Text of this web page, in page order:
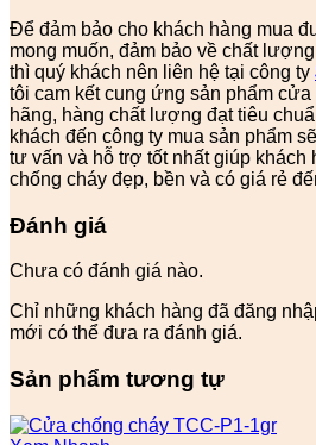
Để đảm bảo cho khách hàng mua
mong muốn, đảm bảo về chất
thì quý khách nên liên hệ tại công ty
tôi cam kết cung ứng sản phẩm
hãng, hàng chất lượng đạt tiêu
khách đến công ty mua sản phẩm
tư vấn và hỗ trợ tốt nhất giúp khách
chống cháy đẹp, bền và có giá rẻ
Đánh giá
Chưa có đánh giá nào.
Chỉ những khách hàng đã đăng
mới có thể đưa ra đánh giá.
Sản phẩm tương tự